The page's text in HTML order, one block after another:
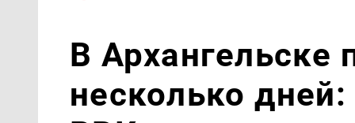
В Архангельске
несколько